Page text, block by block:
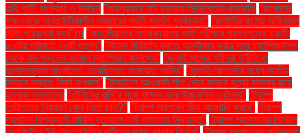
এবি পার্টি: সংস্কার ও নির্বাচন "জয়পুরহাটে হাট ইজারায় সিন্ডিকেটের কারসাজি "জাপানের
পক্ষ থেকে অন্তর্বর্তীকালীন সরকারের প্রতি সমর্থন পুনর্ব্যক্ত" "জার্মানির কঠোর অভিবাসন
নীতি পরিকল্পনা ব্যর্থ"m "জাহাঙ্গীরনগর বিশ্ববিদ্যালয় ভর্তি পরীক্ষার প্রশ্নপত্রে ত্রুটি:
৮০টির পরিবর্তে ৭৮টি প্রশ্ন" "জিনস পরিবর্তন করতে অস্বীকার করায় দাবা চ্যাম্পিয়নশিপ
থেকে বাদ পড়লেন বর্তমান চ্যাম্পিয়ন কার্লসেন" "জুলাই মাসের শহীদরা দুর্নীতি ও
দুঃশাসনমুক্ত বাংলাদেশ চেয়েছিলেন: জামায়াত আমির" "জুলাই-আগস্টের মধ্যে জাতীয়
নির্বাচন সম্ভব: মির্জা ফখরুল" "টাঙ্গাইলে আওয়ামী লীগ নেতা ফারুক হত্যা মামলার রায়ে
হতবাক সন্তানেরা "টেনিসের রানি’র সঙ্গে সাক্ষাৎ করে উচ্ছ্বসিত নেইমার" "ট্রাম্প
পেন্টাগনের নিয়ন্ত্রণ কেন নিতে চান?" "ট্রাম্প প্রশাসন ডিম আমদানি করবে" "ট্রাম্প
প্রশাসন বিশ্বব্যাপী মার্কিন দূতাবাসে কর্মী কমানোর সিদ্ধান্ত" "ট্রাম্প প্রশাসনের নির্দেশে